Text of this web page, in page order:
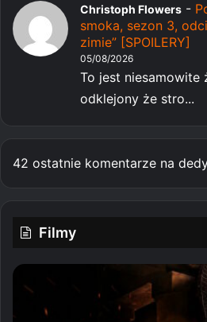
Christoph Flowers -
smoka, sezon 3,
zimie” [SPOILERY]
05/08/2026
To jest niesamowite
odklejony że stro...
42 ostatnie komentarze na
Filmy